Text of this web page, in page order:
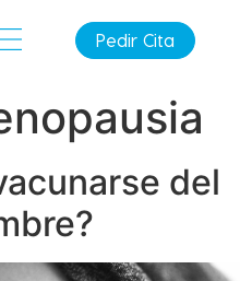
Pedir Cita
del